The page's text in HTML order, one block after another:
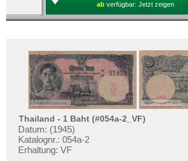
Impressum
ab verfügbar: Jetzt zeigen
Thailand - 1 Baht (#054a-2_VF)
Datum: (1945)
Katalognr.: 054a-2
Erhaltung: VF